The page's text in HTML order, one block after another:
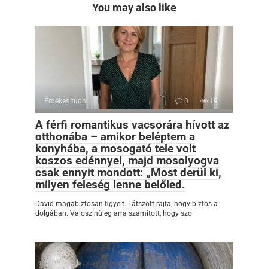
You may also like
Érdekes tudni 0 19
A férfi romantikus vacsorára hívott az
otthonába – amikor beléptem a
konyhába, a mosogató tele volt
koszos edénnyel, majd mosolyogva
csak ennyit mondott: „Most derül ki,
milyen feleség lenne belőled.
David magabiztosan figyelt. Látszott rajta, hogy biztos a
dolgában. Valószínűleg arra számított, hogy szó